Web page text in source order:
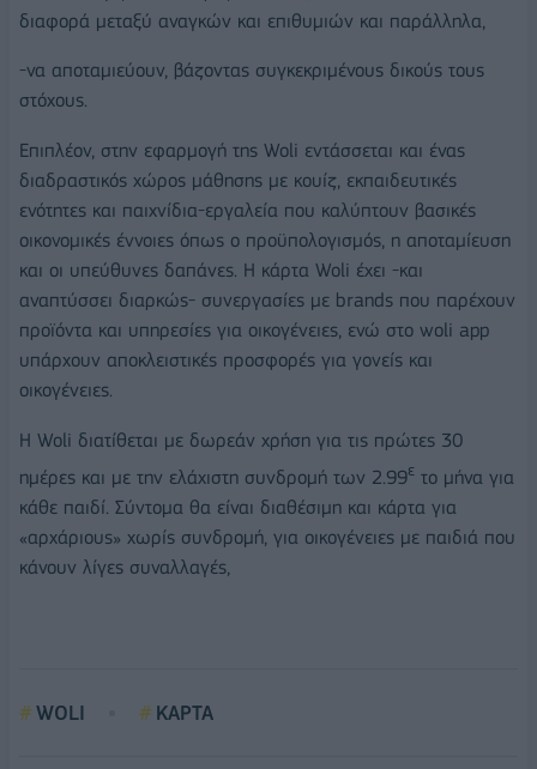
διαφορά μεταξύ αναγκών και επιθυμιών και παράλληλα,
-να αποταμιεύουν, βάζοντας συγκεκριμένους δικούς τους
στόχους.
Επιπλέον, στην εφαρμογή της Woli εντάσσεται και ένας
διαδραστικός χώρος μάθησης με κουίζ, εκπαιδευτικές
ενότητες και παιχνίδια-εργαλεία που καλύπτουν βασικές
οικονομικές έννοιες όπως ο προϋπολογισμός, η αποταμίευση
και οι υπεύθυνες δαπάνες. Η κάρτα Woli έχει -και
αναπτύσσει διαρκώς- συνεργασίες με brands που παρέχουν
προϊόντα και υπηρεσίες για οικογένειες, ενώ στο woli app
υπάρχουν αποκλειστικές προσφορές για γονείς και
οικογένειες.
Η Woli διατίθεται με δωρεάν χρήση για τις πρώτες 30
ημέρες και με την ελάχιστη συνδρομή των 2.99ε το μήνα για
κάθε παιδί. Σύντομα θα είναι διαθέσιμη και κάρτα για
«αρχάριους» χωρίς συνδρομή, για οικογένειες με παιδιά που
κάνουν λίγες συναλλαγές,
WOLI ΚΑΡΤΑ